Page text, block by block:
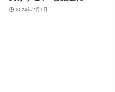
2024年2月1日